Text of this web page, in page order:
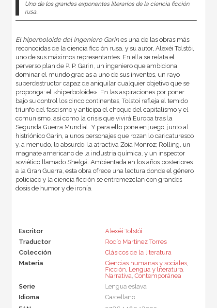
Uno de los grandes exponentes literarios de la ciencia ficción
rusa.
El hiperboloide del ingeniero Garin es una de las obras más
reconocidas de la ciencia ficción rusa, y su autor, Alexéi Tolstói,
uno de sus máximos representantes. En ella se relata el
perverso plan de P. P. Garin, un ingeniero que ambiciona
dominar el mundo gracias a uno de sus inventos, un rayo
superdestructor capaz de aniquilar cualquier objetivo que se
proponga: el «hiperboloide». En las aspiraciones por poner
bajo su control los cinco continentes, Tolstoi refleja el temido
triunfo del fascismo y anticipa el choque del capitalismo y el
comunismo, así como la crisis que vivirá Europa tras la
Segunda Guerra Mundial. Y para ello pone en juego, junto al
histriónico Garin, a unos personajes que rozan lo caricaturesco
y, a menudo, lo absurdo: la atractiva Zoia Monroz; Rolling, un
magnate americano de la industria química, y un inspector
soviético llamado Shelgá. Ambientada en los años posteriores
a la Gran Guerra, esta obra ofrece una lectura donde el género
policiaco y la ciencia ficción se entremezclan con grandes
dosis de humor y de ironía.
Escritor
Alexéi Tolstói
Traductor
Rocío Martínez Torres
Colección
Clásicos de la literatura
Materia
Ciencias humanas y sociales,
Ficción, Lengua y literatura,
Narrativa, Contemporánea
Serie
Lengua eslava
Idioma
Castellano